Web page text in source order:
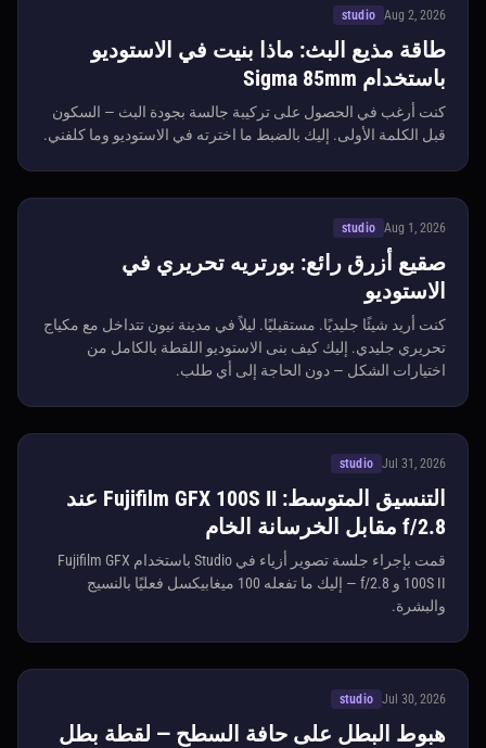
Aug 2, 2026
studio
طاقة مذيع البث: ماذا بنيت في الاستوديو
باستخدام Sigma 85mm
كنت أرغب في الحصول على تركيبة جالسة بجودة البث — السكون
قبل الكلمة الأولى. إليك بالضبط ما اخترته في الاستوديو وما كلفني.
Aug 1, 2026
studio
صقيع أزرق رائع: بورتريه تحريري في
الاستوديو
كنت أريد شيئًا جليديًا. مستقبليًا. ليلاً في مدينة نيون تتداخل مع مكياج
تحريري جليدي. إليك كيف بنى الاستوديو اللقطة بالكامل من
اختيارات الشكل — دون الحاجة إلى أي طلب.
Jul 31, 2026
studio
التنسيق المتوسط: Fujifilm GFX 100S II عند
f/2.8 مقابل الخرسانة الخام
قمت بإجراء جلسة تصوير أزياء في Studio باستخدام Fujifilm GFX
100S II و f/2.8 — إليك ما تفعله 100 ميغابيكسل فعليًا بالنسيج
والبشرة.
Jul 30, 2026
studio
هبوط البطل على حافة السطح — لقطة بطل